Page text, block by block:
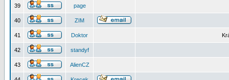
39 page
40 ZIM
41 Doktor
42 standyf
43 AlienCZ